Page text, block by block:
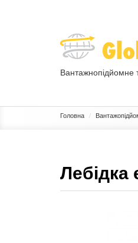
Вантажнопідйомне
Головна
Лебідка